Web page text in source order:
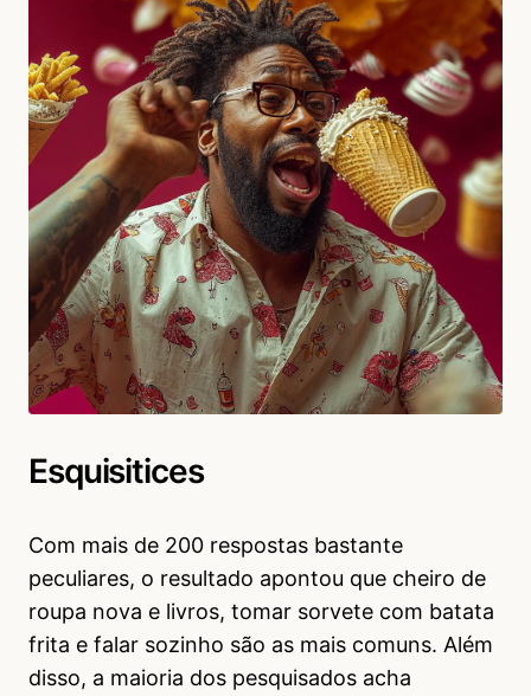
Esquisitices
Com mais de 200 respostas bastante
peculiares, o resultado apontou que cheiro de
roupa nova e livros, tomar sorvete com batata
frita e falar sozinho são as mais comuns. Além
disso, a maioria dos pesquisados acha